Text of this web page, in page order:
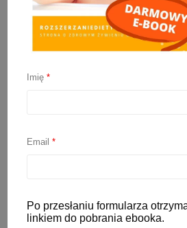
Jabłko dla
który wielu rodziców
dostępne są praktycznie
Dlatego jabłko to świetny
Imię*
Email*
Po przesłaniu formularza
linkiem do pobrania ebooka.